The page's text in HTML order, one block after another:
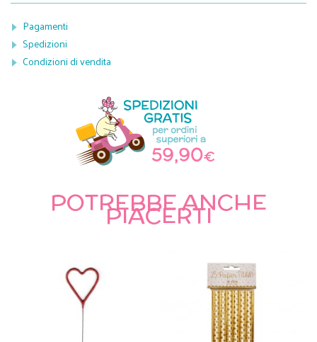
Pagamenti
Spedizioni
Condizioni di vendita
POTREBBE ANCHE
PIACERTI